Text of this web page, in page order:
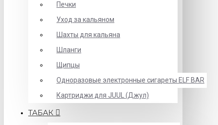
Печки
Уход за кальяном
Шахты для кальяна
Шланги
Щипцы
Одноразовые электронные сигареты ELF BAR
Картриджи для JUUL (Джул)
ТАБАК